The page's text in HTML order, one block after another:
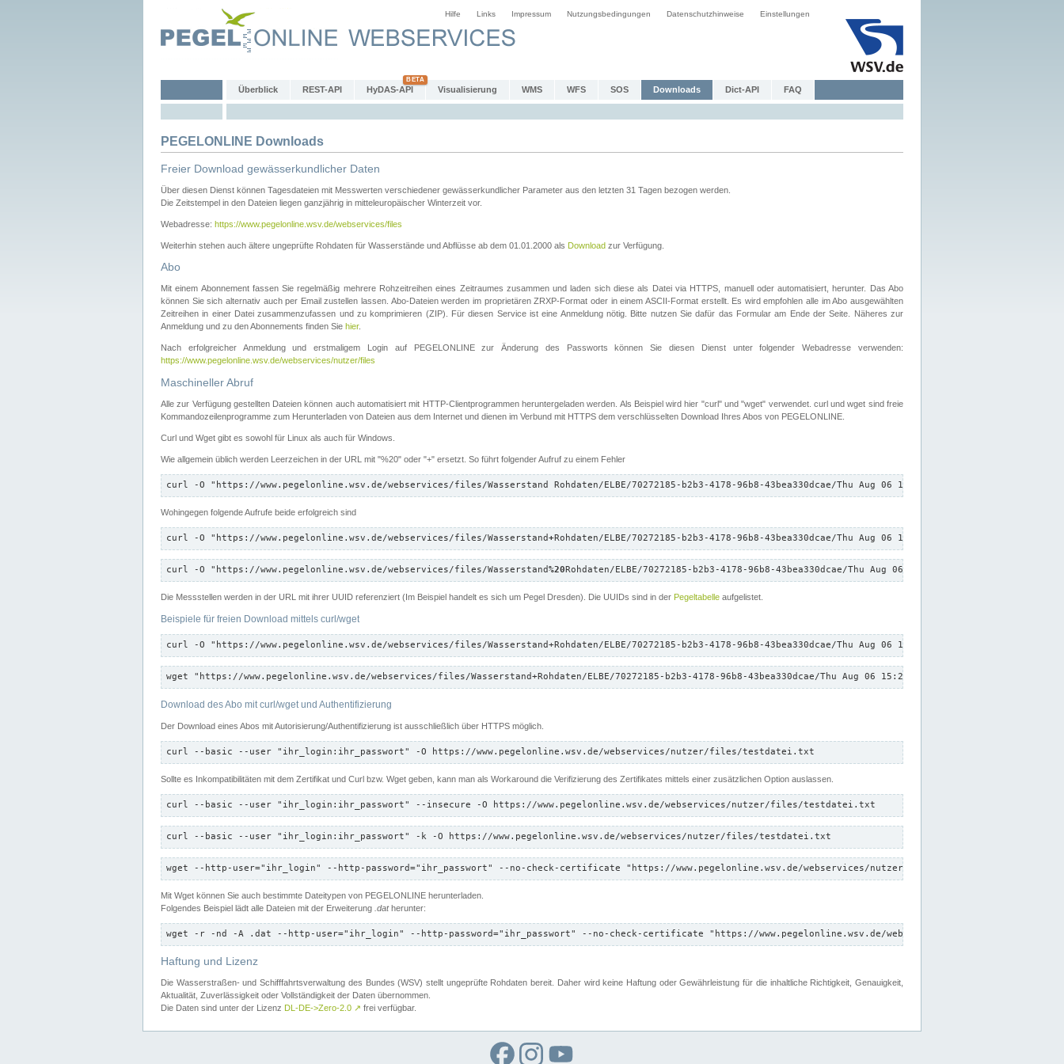
Hilfe Links Impressum Nutzungsbedingungen Datenschutzhinweise Einstellungen
Überblick REST-API HyDAS-API Visualisierung WMS WFS SOS Downloads Dict-API FAQ
PEGELONLINE Downloads
Freier Download gewässerkundlicher Daten
Über diesen Dienst können Tagesdateien mit Messwerten verschiedener gewässerkundlicher Parameter aus den letzten 31 Tagen bezogen werden.
Die Zeitstempel in den Dateien liegen ganzjährig in mitteleuropäischer Winterzeit vor.
Webadresse: https://www.pegelonline.wsv.de/webservices/files
Weiterhin stehen auch ältere ungeprüfte Rohdaten für Wasserstände und Abflüsse ab dem 01.01.2000 als Download zur Verfügung.
Abo
Mit einem Abonnement fassen Sie regelmäßig mehrere Rohzeitreihen eines Zeitraumes zusammen und laden sich diese als Datei via HTTPS, manuell oder automatisiert, herunter. Das Abo
können Sie sich alternativ auch per Email zustellen lassen. Abo-Dateien werden im proprietären ZRXP-Format oder in einem ASCII-Format erstellt. Es wird empfohlen alle im Abo ausgewählten
Zeitreihen in einer Datei zusammenzufassen und zu komprimieren (ZIP). Für diesen Service ist eine Anmeldung nötig. Bitte nutzen Sie dafür das Formular am Ende der Seite. Näheres zur
Anmeldung und zu den Abonnements finden Sie hier.
Nach erfolgreicher Anmeldung und erstmaligem Login auf PEGELONLINE zur Änderung des Passworts können Sie diesen Dienst unter folgender Webadresse verwenden:
https://www.pegelonline.wsv.de/webservices/nutzer/files
Maschineller Abruf
Alle zur Verfügung gestellten Dateien können auch automatisiert mit HTTP-Clientprogrammen heruntergeladen werden. Als Beispiel wird hier "curl" und "wget" verwendet. curl und wget sind freie
Kommandozeilenprogramme zum Herunterladen von Dateien aus dem Internet und dienen im Verbund mit HTTPS dem verschlüsselten Download Ihres Abos von PEGELONLINE.
Curl und Wget gibt es sowohl für Linux als auch für Windows.
Wie allgemein üblich werden Leerzeichen in der URL mit "%20" oder "+" ersetzt. So führt folgender Aufruf zu einem Fehler
curl -O "https://www.pegelonline.wsv.de/webservices/files/Wasserstand Rohdaten/ELBE/70272185-b2b3-4178-96b8-43bea330dcae/Thu Aug 06 15:20:20 CEST 2026/down.txt"
Wohingegen folgende Aufrufe beide erfolgreich sind
curl -O "https://www.pegelonline.wsv.de/webservices/files/Wasserstand+Rohdaten/ELBE/70272185-b2b3-4178-96b8-43bea330dcae/Thu Aug 06 15:20:20 CEST 2026/down.txt"
curl -O "https://www.pegelonline.wsv.de/webservices/files/Wasserstand%20Rohdaten/ELBE/70272185-b2b3-4178-96b8-43bea330dcae/Thu Aug 06 15:20:20 CEST 2026/down.txt"
Die Messstellen werden in der URL mit ihrer UUID referenziert (Im Beispiel handelt es sich um Pegel Dresden). Die UUIDs sind in der Pegeltabelle aufgelistet.
Beispiele für freien Download mittels curl/wget
curl -O "https://www.pegelonline.wsv.de/webservices/files/Wasserstand+Rohdaten/ELBE/70272185-b2b3-4178-96b8-43bea330dcae/Thu Aug 06 15:20:20 CEST 2026/down.txt"
wget "https://www.pegelonline.wsv.de/webservices/files/Wasserstand+Rohdaten/ELBE/70272185-b2b3-4178-96b8-43bea330dcae/Thu Aug 06 15:20:20 CEST 2026/down.txt"
Download des Abo mit curl/wget und Authentifizierung
Der Download eines Abos mit Autorisierung/Authentifizierung ist ausschließlich über HTTPS möglich.
curl --basic --user "ihr_login:ihr_passwort" -O https://www.pegelonline.wsv.de/webservices/nutzer/files/testdatei.txt
Sollte es Inkompatibilitäten mit dem Zertifikat und Curl bzw. Wget geben, kann man als Workaround die Verifizierung des Zertifikates mittels einer zusätzlichen Option auslassen.
curl --basic --user "ihr_login:ihr_passwort" --insecure -O https://www.pegelonline.wsv.de/webservices/nutzer/files/testdatei.txt
curl --basic --user "ihr_login:ihr_passwort" -k -O https://www.pegelonline.wsv.de/webservices/nutzer/files/testdatei.txt
wget --http-user="ihr_login" --http-password="ihr_passwort" --no-check-certificate "https://www.pegelonline.wsv.de/webservices/nutzer/files/testdatei.txt"
Mit Wget können Sie auch bestimmte Dateitypen von PEGELONLINE herunterladen.
Folgendes Beispiel lädt alle Dateien mit der Erweiterung .datherunter:
wget -r -nd -A .dat --http-user="ihr_login" --http-password="ihr_passwort" --no-check-certificate "https://www.pegelonline.wsv.de/webservices/nutzer/files"
Haftung und Lizenz
Die Wasserstraßen- und Schifffahrtsverwaltung des Bundes (WSV) stellt ungeprüfte Rohdaten bereit. Daher wird keine Haftung oder Gewährleistung für die inhaltliche Richtigkeit, Genauigkeit,
Aktualität, Zuverlässigkeit oder Vollständigkeit der Daten übernommen.
Die Daten sind unter der Lizenz DL-DE->Zero-2.0 ↗ frei verfügbar.